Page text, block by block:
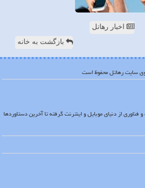
اخبار رهاتل
بازگشت به خانه
فناوری از دنیای موبایل و اینترنت گرفته تا آخرین دستاوردها